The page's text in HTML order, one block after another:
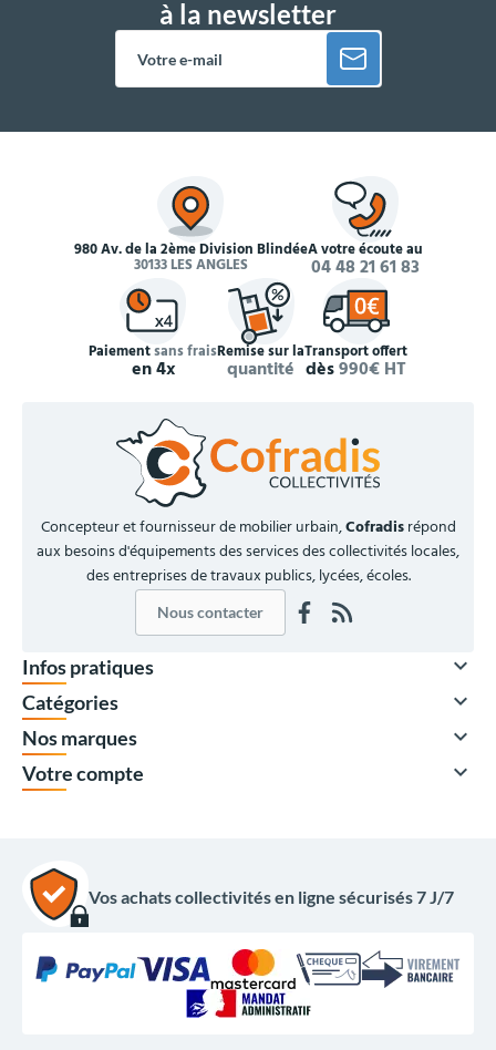
À partir de
125,00 €HT
à la newsletter
980 Av. de la 2ème Division Blindée
30133 LES ANGLES
À votre écoute au
04 48 21 61 83
Paiementsans frais
en 4x
Remise sur la
quantité
Transport offert
dès990€ HT
Concepteur et fournisseur de mobilier urbain,Cofradisrépond
aux besoins d'équipements des services des collectivités locales,
des entreprises de travaux publics, lycées, écoles.
Nous contacter
Infos pratiques 
Catégories 
Nos marques 
Votre compte 
Vos achats collectivités en ligne sécurisés 7 J/7